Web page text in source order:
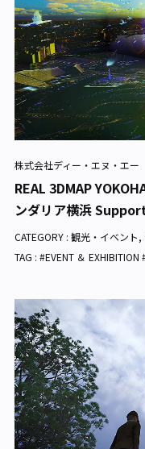
株式会社ディー・エヌ・エー
REAL 3DMAP
ンダリア横浜
CATEGORY : 観光・イベント,
TAG : #EVENT ＆